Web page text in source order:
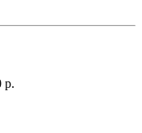
р.